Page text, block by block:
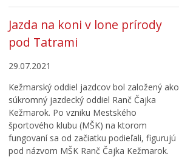
Jazda na koni v lone prírody
pod Tatrami
29.07.2021
Kežmarský oddiel jazdcov bol založený ako
súkromný jazdecký oddiel Ranč Čajka
Kežmarok. Po vzniku Mestského
športového klubu (MŠK) na ktorom
fungovaní sa od začiatku podieľali, figurujú
pod názvom MŠK Ranč Čajka Kežmarok.